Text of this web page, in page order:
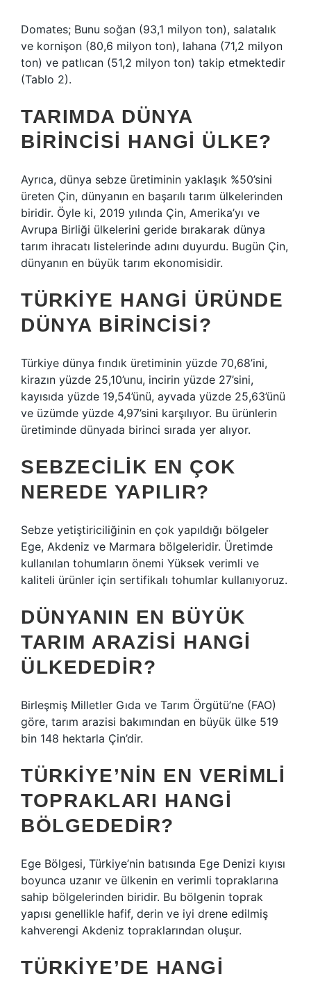
Domates; Bunu soğan (93,1 milyon ton), salatalık
ve kornişon (80,6 milyon ton), lahana (71,2 milyon
ton) ve patlıcan (51,2 milyon ton) takip etmektedir
(Tablo 2).
TARIMDA DÜNYA
BIRINCISI HANGI ÜLKE?
Ayrıca, dünya sebze üretiminin yaklaşık %50’sini
üreten Çin, dünyanın en başarılı tarım ülkelerinden
biridir. Öyle ki, 2019 yılında Çin, Amerika’yı ve
Avrupa Birliği ülkelerini geride bırakarak dünya
tarım ihracatı listelerinde adını duyurdu. Bugün Çin,
dünyanın en büyük tarım ekonomisidir.
TÜRKIYE HANGI ÜRÜNDE
DÜNYA BIRINCISI?
Türkiye dünya fındık üretiminin yüzde 70,68’ini,
kirazın yüzde 25,10’unu, incirin yüzde 27’sini,
kayısıda yüzde 19,54’ünü, ayvada yüzde 25,63’ünü
ve üzümde yüzde 4,97’sini karşılıyor. Bu ürünlerin
üretiminde dünyada birinci sırada yer alıyor.
SEBZECILIK EN ÇOK
NEREDE YAPILIR?
Sebze yetiştiriciliğinin en çok yapıldığı bölgeler
Ege, Akdeniz ve Marmara bölgeleridir. Üretimde
kullanılan tohumların önemi Yüksek verimli ve
kaliteli ürünler için sertifikalı tohumlar kullanıyoruz.
DÜNYANIN EN BÜYÜK
TARIM ARAZISI HANGI
ÜLKEDEDIR?
Birleşmiş Milletler Gıda ve Tarım Örgütü’ne (FAO)
göre, tarım arazisi bakımından en büyük ülke 519
bin 148 hektarla Çin’dir.
TÜRKIYE’NIN EN VERIMLI
TOPRAKLARI HANGI
BÖLGEDEDIR?
Ege Bölgesi, Türkiye’nin batısında Ege Denizi kıyısı
boyunca uzanır ve ülkenin en verimli topraklarına
sahip bölgelerinden biridir. Bu bölgenin toprak
yapısı genellikle hafif, derin ve iyi drene edilmiş
kahverengi Akdeniz topraklarından oluşur.
TÜRKIYE’DE HANGI